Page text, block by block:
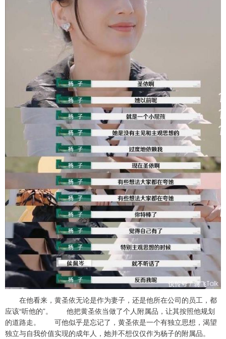
在他看来，黄圣依无论是作为妻子，还是他所在公司的员工，都
应该“听他的”。 他把黄圣依当做了个人附属品，让其按照他规划
的道路走。 可他似乎是忘记了，黄圣依是一个有独立思想，渴望
独立与自我价值实现的成年人，她并不想仅仅作为杨子的附属品。